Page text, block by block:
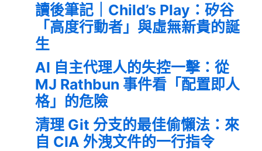
讀後筆記｜Child’s Play：矽谷
「高度行動者」與虛無新貴的誕
生
AI 自主代理人的失控一擊：從
MJ Rathbun 事件看「配置即人
格」的危險
清理 Git 分支的最佳偷懶法：來
自 CIA 外洩文件的一行指令